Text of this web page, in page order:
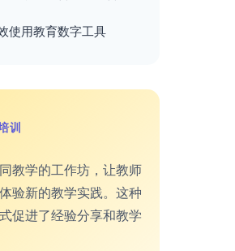
使用教育数字工具
训
教学的工作坊，让教师
验新的教学实践。这种
促进了经验分享和教学